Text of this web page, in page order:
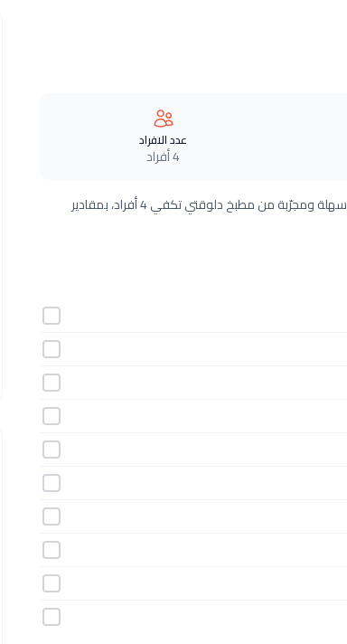
عدد الافراد
4 أفراد
طريقة عمل تبولة الكينوا خطوة بخطوة بـ10 مكونات وفي 20 دقيقة فقط. وصفة سهلة ومجرّبة من مطبخ دلوقتي تكفي 4 أفراد، بمقادير